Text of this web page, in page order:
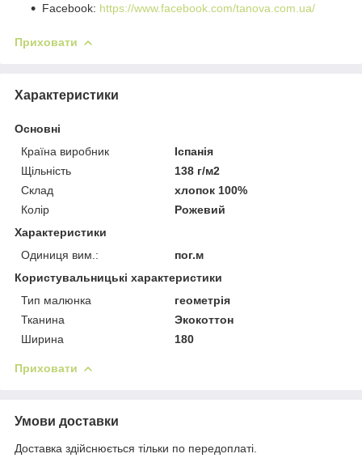
Facebook: https://www.facebook.com/tanova.com.ua/
Приховати
Характеристики
Основні
Країна виробник
Іспанія
Щільність
138 г/м2
Склад
хлопок 100%
Колір
Рожевий
Характеристики
Одиниця вим.:
пог.м
Користувальницькі характеристики
Тип малюнка
геометрія
Тканина
Экокоттон
Ширина
180
Приховати
Умови доставки
Доставка здійснюється тільки по передоплаті.